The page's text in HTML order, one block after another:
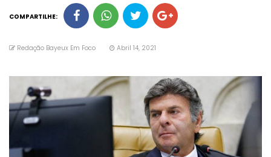
COMPARTILHE:
Redação Bayeux Em Foco Abril 14, 2021